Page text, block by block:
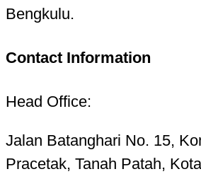
Bengkulu.
Contact Information
Head Office:
Jalan Batanghari No. 15,
Pracetak, Tanah Patah,